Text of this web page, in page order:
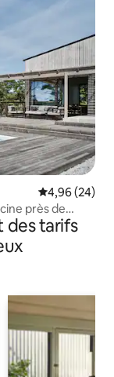
Évaluation
4,96 (24)
près de
des tarifs